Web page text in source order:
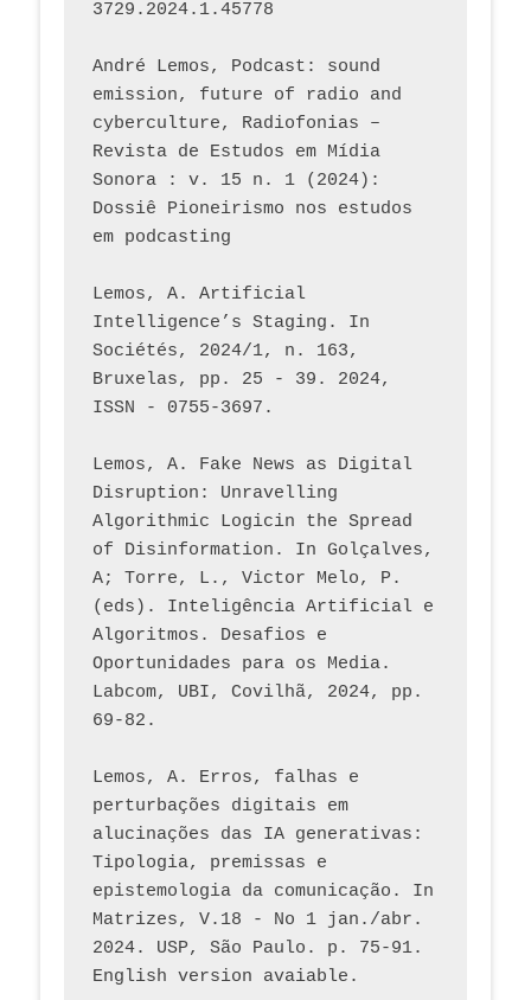
3729.2024.1.45778
André Lemos, Podcast: sound
emission, future of radio and
cyberculture, Radiofonias –
Revista de Estudos em Mídia
Sonora : v. 15 n. 1 (2024):
Dossiê Pioneirismo nos estudos
em podcasting
Lemos, A. Artificial
Intelligence’s Staging. In
Sociétés, 2024/1, n. 163,
Bruxelas, pp. 25 - 39. 2024,
ISSN - 0755-3697.
Lemos, A. Fake News as Digital
Disruption: Unravelling
Algorithmic Logicin the Spread
of Disinformation. In Golçalves,
A; Torre, L., Victor Melo, P.
(eds). Inteligência Artificial e
Algoritmos. Desafios e
Oportunidades para os Media.
Labcom, UBI, Covilhã, 2024, pp.
69-82.
Lemos, A. Erros, falhas e
perturbações digitais em
alucinações das IA generativas:
Tipologia, premissas e
epistemologia da comunicação. In
Matrizes, V.18 - No 1 jan./abr.
2024. USP, São Paulo. p. 75-91.
English version avaiable.